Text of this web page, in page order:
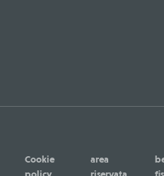
Cookie
area